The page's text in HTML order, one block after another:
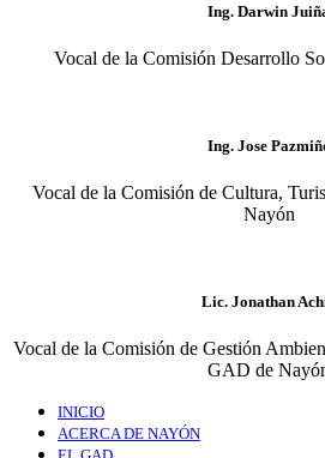
Ing. Darwin
Vocal de la Comisión Desarrollo
Ing. Jose
Vocal de la Comisión de Cultura,
Nayón
Lic. Jonathan
Vocal de la Comisión de Gestión
GAD de
INICIO
ACERCA DE NAYÓN